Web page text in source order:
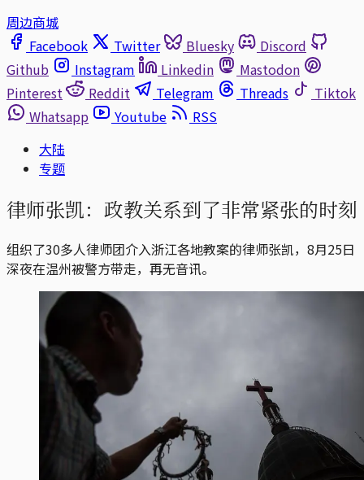
周边商城
Facebook
Twitter Bluesky
Discord
Github
Instagram Linkedin
Mastodon
Pinterest
Reddit Telegram Threads
Tiktok
Whatsapp
Youtube
RSS
大陆
专题
律师张凯：政教关系到了非常紧张的时刻
组织了30多人律师团介入浙江各地教案的律师张凯，8月25日
深夜在温州被警方带走，再无音讯。